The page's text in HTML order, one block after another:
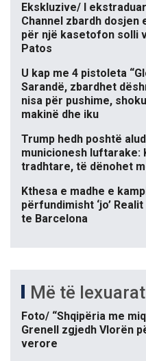
Ekskluzive/ I
Channel zbardh dosjen
për një kasetofon solli
Patos
U kap me 4 pistoleta
Sarandë, zbardhet
nisa për pushime,
makinë dhe iku
Trump hedh poshtë
municionesh luftarake:
tradhtare, të dënohet
Kthesa e madhe e
përfundimisht ‘jo’
te Barcelona
Më të lexuarat
Foto/ “Shqipëria me
Grenell zgjedh Vlorën
verore